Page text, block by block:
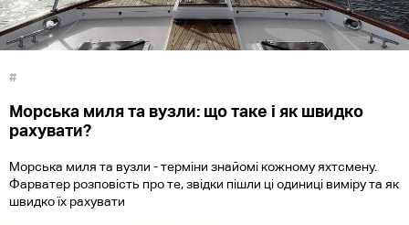
#
Морська миля та вузли: що таке і як швидко
рахувати?
Морська миля та вузли - терміни знайомі кожному яхтсмену.
Фарватер розповість про те, звідки пішли ці одиниці виміру та як
швидко їх рахувати